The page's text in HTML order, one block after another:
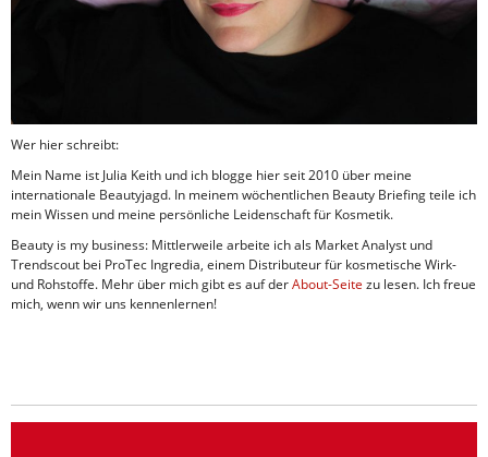
Wer hier schreibt:
Mein Name ist Julia Keith und ich blogge hier seit 2010 über meine
internationale Beautyjagd. In meinem wöchentlichen Beauty Briefing teile ich
mein Wissen und meine persönliche Leidenschaft für Kosmetik.
Beauty is my business: Mittlerweile arbeite ich als Market Analyst und
Trendscout bei ProTec Ingredia, einem Distributeur für kosmetische Wirk-
und Rohstoffe. Mehr über mich gibt es auf derAbout-Seite zu lesen. Ich freue
mich, wenn wir uns kennenlernen!